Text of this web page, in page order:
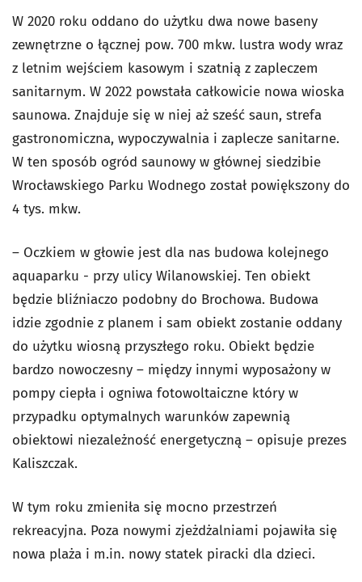
W 2020 roku oddano do użytku dwa nowe baseny
zewnętrzne o łącznej pow. 700 mkw. lustra wody wraz
z letnim wejściem kasowym i szatnią z zapleczem
sanitarnym. W 2022 powstała całkowicie nowa wioska
saunowa. Znajduje się w niej aż sześć saun, strefa
gastronomiczna, wypoczywalnia i zaplecze sanitarne.
W ten sposób ogród saunowy w głównej siedzibie
Wrocławskiego Parku Wodnego został powiększony do
4 tys. mkw.
– Oczkiem w głowie jest dla nas budowa kolejnego
aquaparku - przy ulicy Wilanowskiej. Ten obiekt
będzie bliźniaczo podobny do Brochowa. Budowa
idzie zgodnie z planem i sam obiekt zostanie oddany
do użytku wiosną przyszłego roku. Obiekt będzie
bardzo nowoczesny – między innymi wyposażony w
pompy ciepła i ogniwa fotowoltaiczne który w
przypadku optymalnych warunków zapewnią
obiektowi niezależność energetyczną – opisuje prezes
Kaliszczak.
W tym roku zmieniła się mocno przestrzeń
rekreacyjna. Poza nowymi zjeżdżalniami pojawiła się
nowa plaża i m.in. nowy statek piracki dla dzieci.